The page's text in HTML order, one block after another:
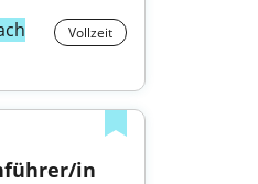
Vollzeit
in